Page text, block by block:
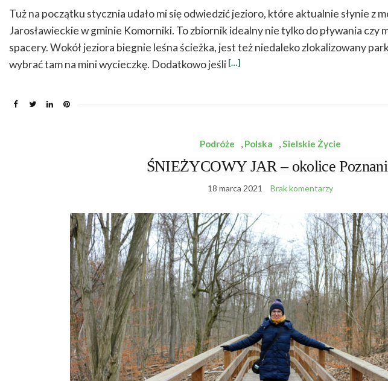
Tuż na początku stycznia udało mi się odwiedzić jezioro, które aktualnie słynie z
Jarosławieckie w gminie Komorniki. To zbiornik idealny nie tylko do pływania czy
spacery. Wokół jeziora biegnie leśna ścieżka, jest też niedaleko zlokalizowany
wybrać tam na mini wycieczkę. Dodatkowo jeśli […]
Podróże , Polska ,Sielskie Życie
ŚNIEŻYCOWY JAR – okolice
18 marca 2021 Brak komentarzy